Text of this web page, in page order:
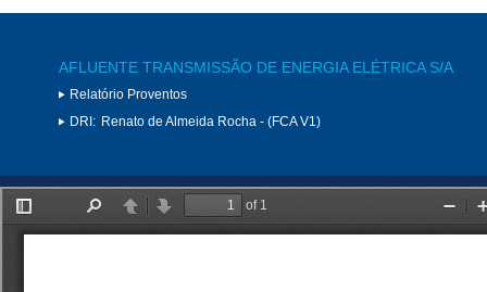
AFLUENTE TRANSMISSÃO DE ENERGIA ELÉTRICA S/A
Relatório Proventos
DRI: Renato de Almeida Rocha - (FCA V1)